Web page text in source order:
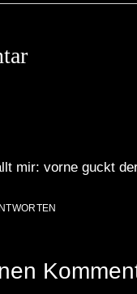
mir: vorne guckt